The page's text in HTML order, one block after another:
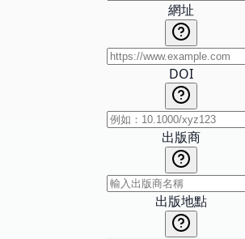
網址
DOI
出版商
出版地點